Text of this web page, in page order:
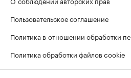
Пользовательское соглашение
Политика в отношении обработки
Политика обработки файлов cookie